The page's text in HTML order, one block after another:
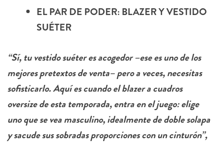
EL PAR DE PODER: BLAZER Y VESTIDO
SUÉTER
“Sí, tu vestido suéter es acogedor –ese es uno de los
mejores pretextos de venta– pero a veces, necesitas
sofisticarlo. Aquí es cuando el blazer a cuadros
oversize de esta temporada, entra en el juego: elige
uno que se vea masculino, idealmente de doble solapa
y sacude sus sobradas proporciones con un cinturón”,